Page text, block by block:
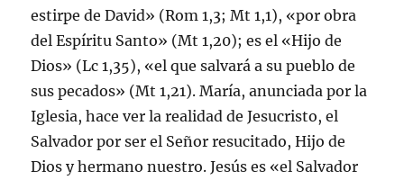
estirpe de David» (Rom 1,3; Mt 1,1), «por obra
del Espí­ritu Santo» (Mt 1,20); es el «Hijo de
Dios» (Lc 1,35), «el que salvará a su pueblo de
sus pecados» (Mt 1,21). Marí­a, anunciada por la
Iglesia, hace ver la realidad de Jesucristo, el
Salvador por ser el Señor resucitado, Hijo de
Dios y hermano nuestro. Jesús es «el Salvador